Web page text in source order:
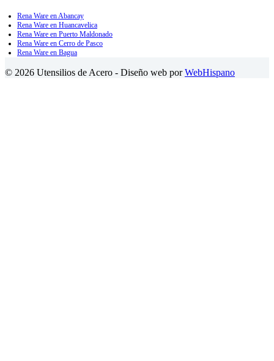
Rena Ware en Abancay
Rena Ware en Huancavelica
Rena Ware en Puerto Maldonado
Rena Ware en Cerro de Pasco
Rena Ware en Bagua
© 2026 Utensilios de Acero - Diseño web porWebHispano